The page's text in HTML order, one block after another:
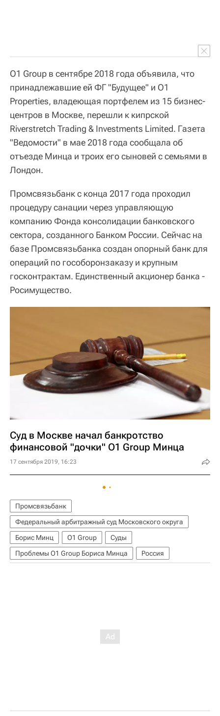
O1 Group в сентябре 2018 года объявила, что
принадлежавшие ей ФГ "Будущее" и O1
Properties, владеющая портфелем из 15 бизнес-
центров в Москве, перешли к кипрской
Riverstretch Trading & Investments Limited. Газета
"Ведомости" в мае 2018 года сообщала об
отъезде Минца и троих его сыновей с семьями в
Лондон.
Промсвязьбанк с конца 2017 года проходил
процедуру санации через управляющую
компанию Фонда консолидации банковского
сектора, созданного Банком России. Сейчас на
базе Промсвязьбанка создан опорный банк для
операций по гособоронзаказу и крупным
госконтрактам. Единственный акционер банка -
Росимущество.
Суд в Москве начал банкротство
финансовой "дочки" O1 Group Минца
17 сентября 2019, 16:23
Промсвязьбанк
Федеральный арбитражный суд Московского округа
Борис Минц
O1 Group
Суды
Проблемы O1 Group Бориса Минца
Россия